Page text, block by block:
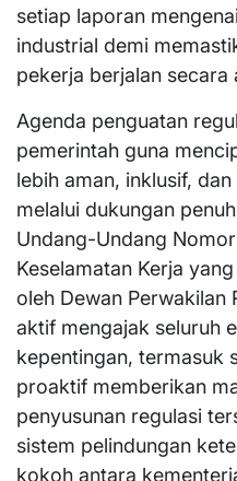
setiap laporan
industrial demi
pekerja berjalan secara
​Agenda penguatan
pemerintah guna
lebih aman, inklusif,
melalui dukungan
Undang-Undang
Keselamatan Kerja
oleh Dewan Perwakilan
aktif mengajak seluruh
kepentingan, termasuk
proaktif memberikan
penyusunan regulasi
sistem pelindungan
kokoh antara